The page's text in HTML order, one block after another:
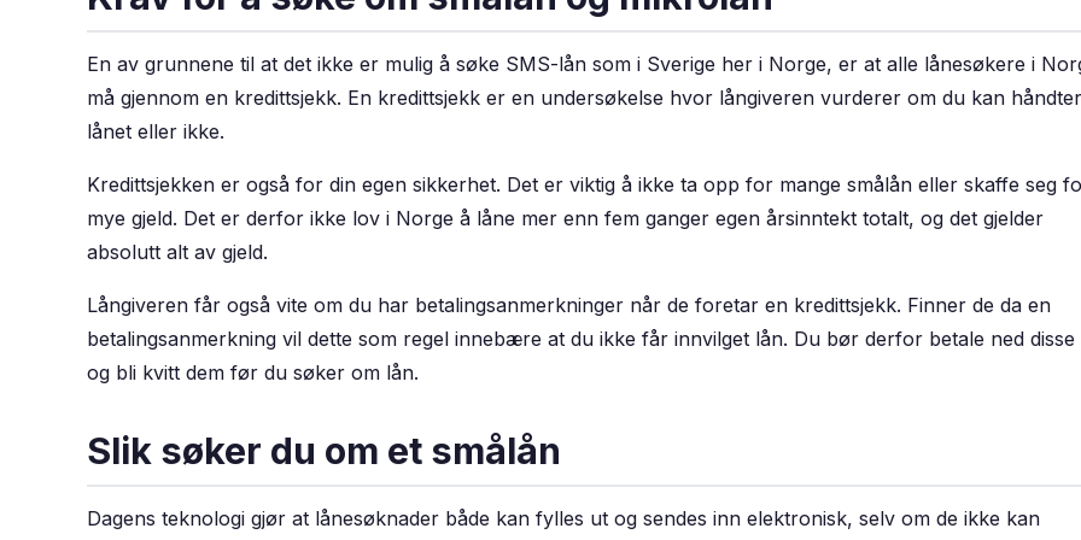
En av grunnene til at det ikke er mulig å søke SMS-lån som i Sverige her i Norge, er at alle lånesøkere i
må gjennom en kredittsjekk. En kredittsjekk er en undersøkelse hvor långiveren vurderer om du kan
lånet eller ikke.
Kredittsjekken er også for din egen sikkerhet. Det er viktig å ikke ta opp for mange smålån eller skaffe seg
mye gjeld. Det er derfor ikke lov i Norge å låne mer enn fem ganger egen årsinntekt totalt, og det gjelder
absolutt alt av gjeld.
Långiveren får også vite om du har betalingsanmerkninger når de foretar en kredittsjekk. Finner de da en
betalingsanmerkning vil dette som regel innebære at du ikke får innvilget lån. Du bør derfor betale ned disse
og bli kvitt dem før du søker om lån.
Slik søker du om et smålån
Dagens teknologi gjør at lånesøknader både kan fylles ut og sendes inn elektronisk, selv om de ikke kan